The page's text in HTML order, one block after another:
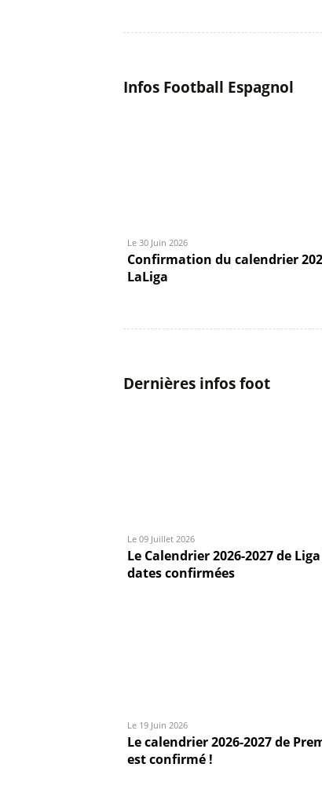
Infos Football Espagnol
Le 30 Juin 2026
Confirmation du calendrier
LaLiga
Dernières infos foot
Le 09 Juillet 2026
Le Calendrier 2026-2027 de
dates confirmées
Le 19 Juin 2026
Le calendrier 2026-2027 de
est confirmé !